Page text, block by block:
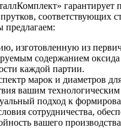
гарантирует
соответствующих
предлагаем:
изготовленную из
содержанием оксида
каждой партии.
марок и диаметров
вашим технологическим
подход к
сотрудничества,
вашего